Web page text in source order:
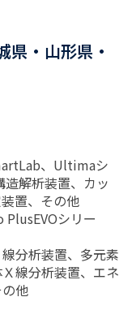
県・山形県・
、Ultimaシ
解析装置、カッ
置、その他
シリー
分析装置、多元素
線分析装置、エネ
他